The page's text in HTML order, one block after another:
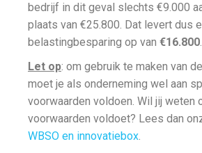
bedrijf in dit geval slechts €9.000
plaats van €25.800. Dat levert dus
belastingbesparing op van €16.800.
Let op: om gebruik te maken van
moet je als onderneming wel aan
voorwaarden voldoen. Wil jij weten
voorwaarden voldoet? Lees dan
WBSO en innovatiebox.